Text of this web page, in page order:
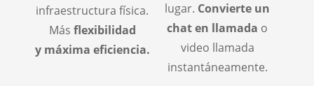
infraestructura física.
Más flexibilidad
y máxima eficiencia.
lugar. Convierte un
chat en llamada o
video llamada
instantáneamente.